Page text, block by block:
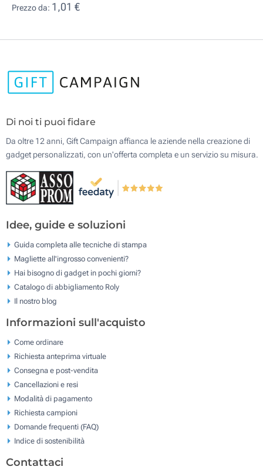
Prezzo da: 1,01 €
Di noi ti puoi fidare
Da oltre 12 anni, Gift Campaign affianca le aziende nella creazione di
gadget personalizzati, con un'offerta completa e un servizio su misura.
Idee, guide e soluzioni
Guida completa alle tecniche di stampa
Magliette all'ingrosso convenienti?
Hai bisogno di gadget in pochi giorni?
Catalogo di abbigliamento Roly
Il nostro blog
Informazioni sull'acquisto
Come ordinare
Richiesta anteprima virtuale
Consegna e post-vendita
Cancellazioni e resi
Modalità di pagamento
Richiesta campioni
Domande frequenti (FAQ)
Indice di sostenibilità
Contattaci